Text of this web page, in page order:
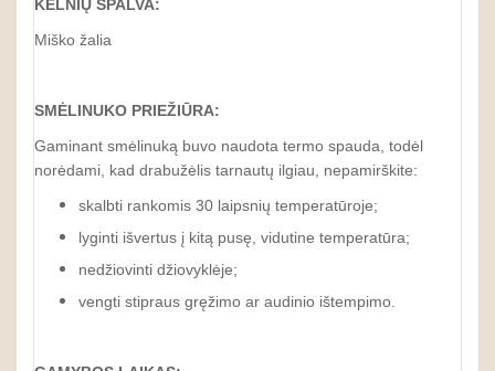
KELNIŲ SPALVA:
Miško žalia
SMĖLINUKO PRIEŽIŪRA:
Gaminant smėlinuką buvo naudota termo spauda, todėl
norėdami, kad drabužėlis tarnautų ilgiau, nepamirškite:
skalbti rankomis 30 laipsnių temperatūroje;
lyginti išvertus į kitą pusę, vidutine temperatūra;
nedžiovinti džiovyklėje;
vengti stipraus gręžimo ar audinio ištempimo.